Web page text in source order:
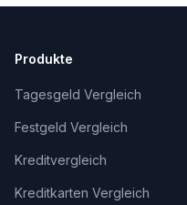
Produkte
Tagesgeld Vergleich
Festgeld Vergleich
Kreditvergleich
Kreditkarten Vergleich